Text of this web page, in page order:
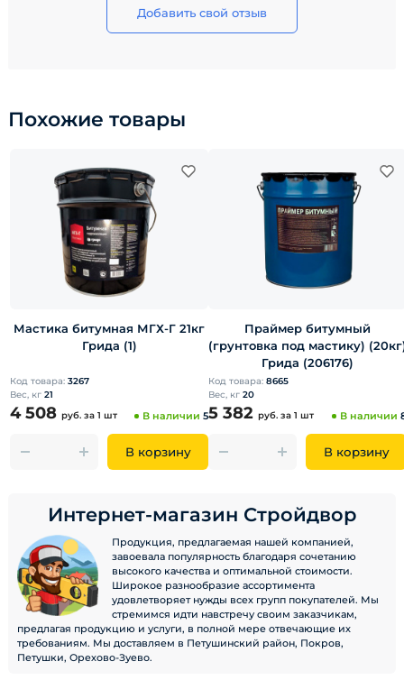
Добавить свой отзыв
Похожие товары
Мастика битумная МГХ-Г 21кг
Грида (1)
Код товара: 3267
Вес, кг 21
4 508 руб. за 1 шт В наличии 5
В корзину
Праймер битумный
(грунтовка под мастику)
Грида (206176)
Код товара: 8665
Вес, кг 20
5 382 руб. за 1 шт В наличии
В корзину
Интернет-магазин Стройдвор
Продукция, предлагаемая нашей компанией,
завоевала популярность благодаря сочетанию
высокого качества и оптимальной стоимости.
Широкое разнообразие ассортимента
удовлетворяет нужды всех групп покупателей. Мы
стремимся идти навстречу своим заказчикам,
предлагая продукцию и услуги, в полной мере отвечающие их
требованиям. Мы доставляем в Петушинский район, Покров,
Петушки, Орехово-Зуево.